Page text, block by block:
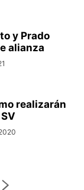
y Prado
alianza
realizarán